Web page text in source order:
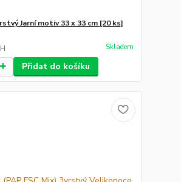
Jarní motiv 33 x 33 cm [20 ks]
Skladem
Přidat do košíku